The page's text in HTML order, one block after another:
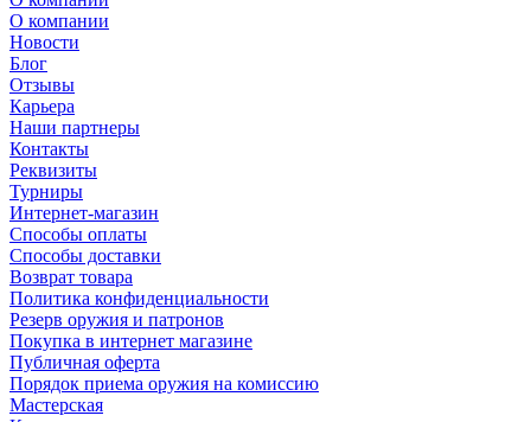
О компании
Новости
Блог
Отзывы
Карьера
Наши партнеры
Контакты
Реквизиты
Турниры
Интернет-магазин
Способы оплаты
Способы доставки
Возврат товара
Политика конфиденциальности
Резерв оружия и патронов
Покупка в интернет магазине
Публичная оферта
Порядок приема оружия на комиссию
Мастерская